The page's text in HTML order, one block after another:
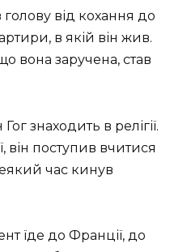
голову від кохання до
в якій він жив.
вона заручена, став
знаходить в релігії.
він поступив вчитися
час кинув
їде до Франції, до